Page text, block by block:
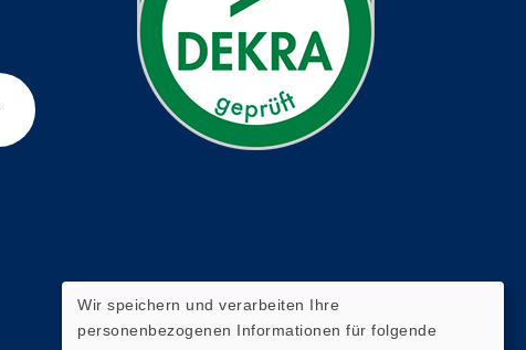
Wir speichern und verarbeiten Ihre
personenbezogenen Informationen für folgende